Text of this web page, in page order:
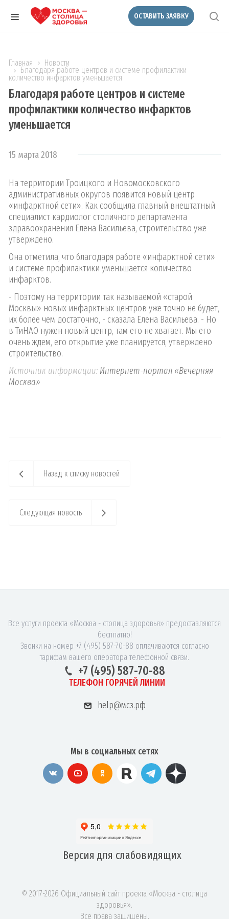
ОСТАВИТЬ ЗАЯВКУ
Главная Новости
Благодаря работе центров и системе профилактики
количество инфарктов уменьшается
Благодаря работе центров и системе
профилактики количество инфарктов
уменьшается
15 марта 2018
На территории Троицкого и Новомосковского
административных округов появится новый центр
«инфарктной сети». Как сообщила главный внештатный
специалист кардиолог столичного департамента
здравоохранения Елена Васильева, строительство уже
утверждено.
Она отметила, что благодаря работе «инфарктной сети»
и системе профилактики уменьшается количество
инфарктов.
- Поэтому на территории так называемой «старой
Москвы» новых инфарктных центров уже точно не будет,
их более чем достаточно, - сказала Елена Васильева. - Но
в ТиНАО нужен новый центр, там его не хватает. Мы его
очень ждем, его открытие уже планируется, утверждено
строительство.
Источник информации: Интернет-портал «Вечерняя
Москва»
Назад к списку новостей
Следующая новость
Все услуги проекта «Москва - столица здоровья» предоставляются
бесплатно!
Звонки на номер +7 (495) 587-70-88 оплачиваются согласно
тарифам вашего оператора телефонной связи.
+7 (495) 587-70-88
ТЕЛЕФОН ГОРЯЧЕЙ ЛИНИИ
help@мсз.рф
Мы в социальных сетях
Версия для слабовидящих
© 2017-2026 Официальный сайт проекта «Москва - столица
здоровья».
Все права защищены.